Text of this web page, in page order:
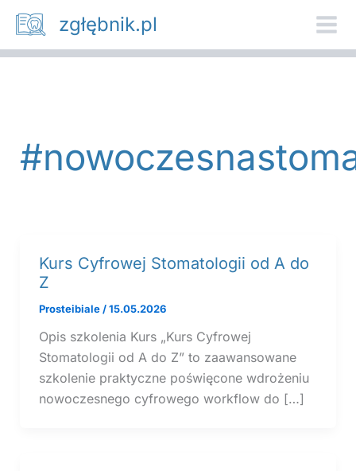
Przejdź
treści
zgłębnik.pl
Kurs Cyfrowej Stomatologii od A do
Z
Prosteibiale /15.05.2026
Opis szkolenia Kurs „Kurs Cyfrowej
Stomatologii od A do Z” to zaawansowane
szkolenie praktyczne poświęcone wdrożeniu
nowoczesnego cyfrowego workflow do […]